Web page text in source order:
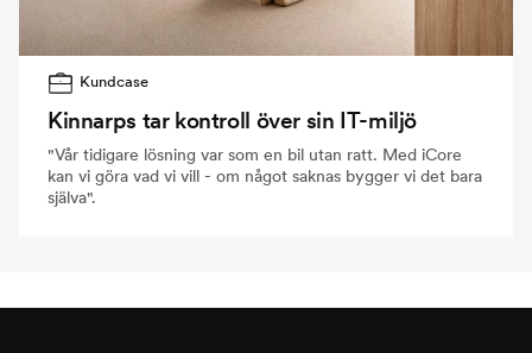
Kundcase
Kinnarps tar kontroll över sin IT-miljö
"Vår tidigare lösning var som en bil utan ratt. Med iCore
kan vi göra vad vi vill - om något saknas bygger vi det bara
själva".